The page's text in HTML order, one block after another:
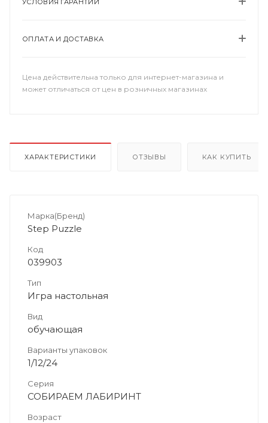
ОПЛАТА И ДОСТАВКА
Цена действительна только для интернет-магазина и
может отличаться от цен в розничных магазинах
ХАРАКТЕРИСТИКИ ОТЗЫВЫ КАК КУПИТЬ
Марка(Бренд)
Step Puzzle
Код
039903
Тип
Игра настольная
Вид
обучающая
Варианты упаковок
1/12/24
Серия
СОБИРАЕМ ЛАБИРИНТ
Возраст